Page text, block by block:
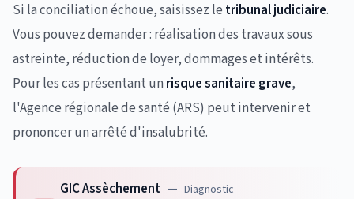
Si la conciliation échoue, saisissez le tribunal judiciaire.
Vous pouvez demander : réalisation des travaux sous
astreinte, réduction de loyer, dommages et intérêts.
Pour les cas présentant un risque sanitaire grave,
l'Agence régionale de santé (ARS) peut intervenir et
prononcer un arrêté d'insalubrité.
GIC Assèchement — Diagnostic